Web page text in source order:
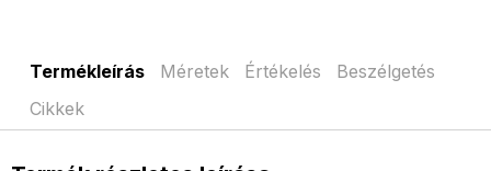
Termékleírás Méretek Értékelés
Beszélgetés
Cikkek